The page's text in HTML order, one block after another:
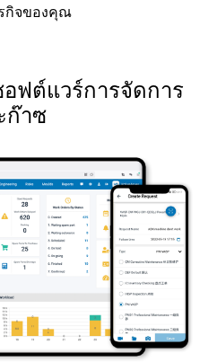
กิจของคุณ
ฟต์แวร์การจัดการ
าซ